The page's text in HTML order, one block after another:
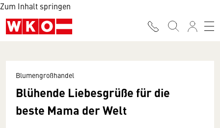
Zum Inhalt springen
Blumengroßhandel
Blühende Liebesgrüße für die
beste Mama der Welt